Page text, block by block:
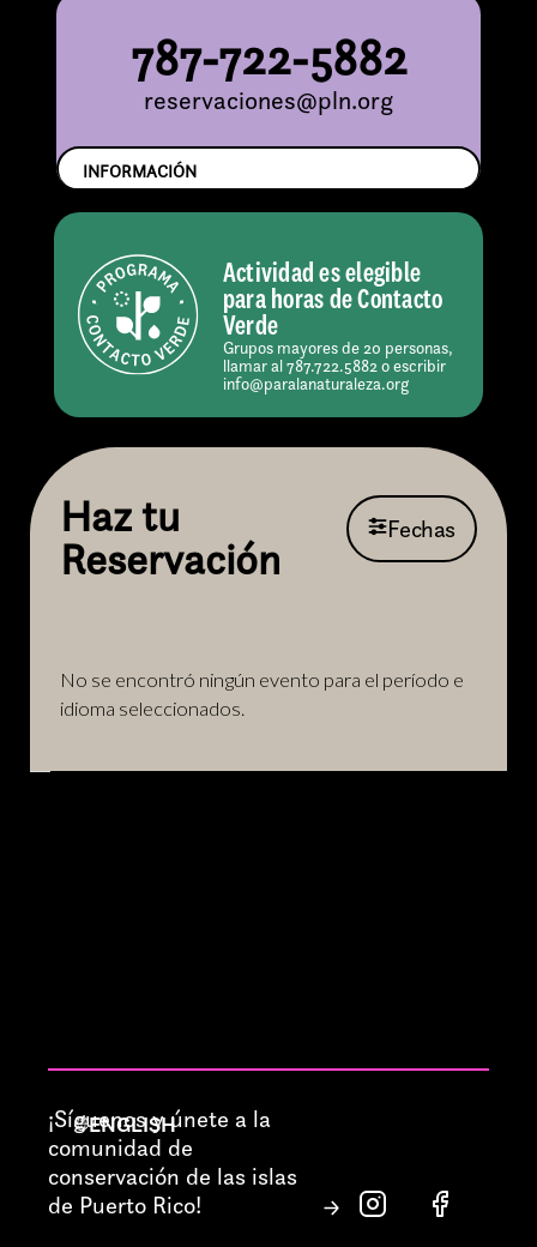
787-722-5882
reservaciones@pln.org
INFORMACIÓN
Actividad es elegible
para horas de Contacto
Verde
Grupos mayores de 20 personas,
llamar al 787.722.5882 o escribir
info@paralanaturaleza.org
Haz tu
Reservación
Fechas
No se encontró ningún evento para el período e
idioma seleccionados.
ENGLISH
¡Síguenos y únete a la
comunidad de
conservación de las islas
de Puerto Rico!